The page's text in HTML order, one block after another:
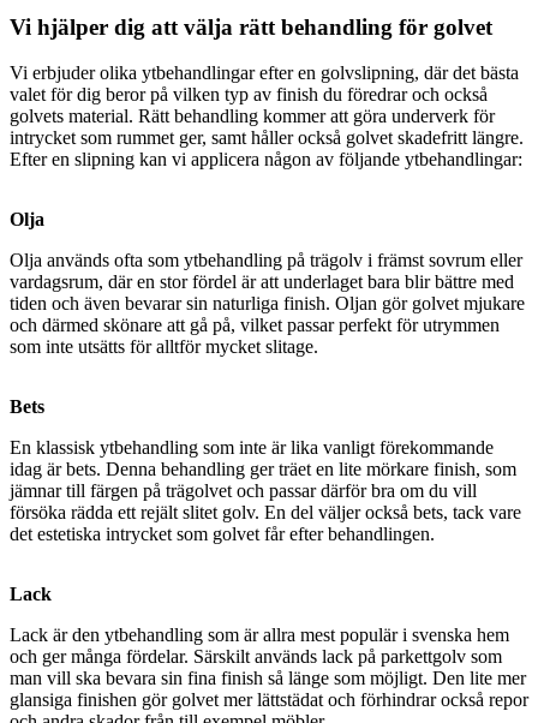
Vi hjälper dig att välja rätt behandling för golvet
Vi erbjuder olika ytbehandlingar efter en golvslipning, där det bästa
valet för dig beror på vilken typ av finish du föredrar och också
golvets material. Rätt behandling kommer att göra underverk för
intrycket som rummet ger, samt håller också golvet skadefritt längre.
Efter en slipning kan vi applicera någon av följande ytbehandlingar:
Olja
Olja används ofta som ytbehandling på trägolv i främst sovrum eller
vardagsrum, där en stor fördel är att underlaget bara blir bättre med
tiden och även bevarar sin naturliga finish. Oljan gör golvet mjukare
och därmed skönare att gå på, vilket passar perfekt för utrymmen
som inte utsätts för alltför mycket slitage.
Bets
En klassisk ytbehandling som inte är lika vanligt förekommande
idag är bets. Denna behandling ger träet en lite mörkare finish, som
jämnar till färgen på trägolvet och passar därför bra om du vill
försöka rädda ett rejält slitet golv. En del väljer också bets, tack vare
det estetiska intrycket som golvet får efter behandlingen.
Lack
Lack är den ytbehandling som är allra mest populär i svenska hem
och ger många fördelar. Särskilt används lack på parkettgolv som
man vill ska bevara sin fina finish så länge som möjligt. Den lite mer
glansiga finishen gör golvet mer lättstädat och förhindrar också repor